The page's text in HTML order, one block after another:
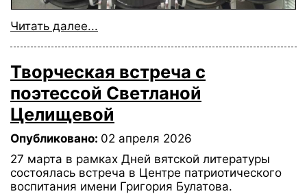
Читать далее...
Творческая встреча с
поэтессой Светланой
Целищевой
Опубликовано: 02 апреля 2026
27 марта в рамках Дней вятской литературы
состоялась встреча в Центре патриотического
воспитания имени Григория Булатова.